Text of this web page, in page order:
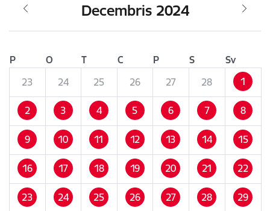
Decembris 2024
P O T C P S
Sv
23
24 25 26 27 28 1
2 3 4 5 6 7 8
9 10 11 12 13 14 15
16 17 18 19 20 21 22
23 24 25 26 27 28 29